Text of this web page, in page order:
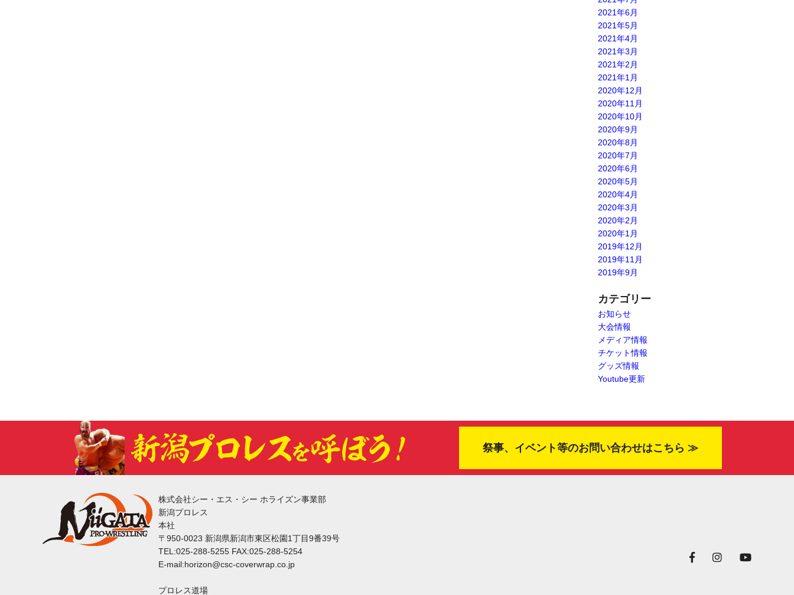
2021年6月
2021年5月
2021年4月
2021年3月
2021年2月
2021年1月
2020年12月
2020年11月
2020年10月
2020年9月
2020年8月
2020年7月
2020年6月
2020年5月
2020年4月
2020年3月
2020年2月
2020年1月
2019年12月
2019年11月
2019年9月
カテゴリー
お知らせ
大会情報
メディア情報
チケット情報
グッズ情報
Youtube更新
祭事、イベント等のお問い合わせはこちら ≫
株式会社シー・エス・シー ホライズン事業部
新潟プロレス
本社
〒950-0023 新潟県新潟市東区松園1丁目9番39号
TEL:025-288-5255 FAX:025-288-5254
E-mail:horizon@csc-coverwrap.co.jp
プロレス道場